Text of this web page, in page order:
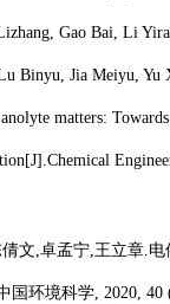
, Gao Bai, Li
Binyu, Jia Meiyu, Yu
matters:
Chemical
倩文,卓孟宁,王立章.电
国环境科学, 2020, 40